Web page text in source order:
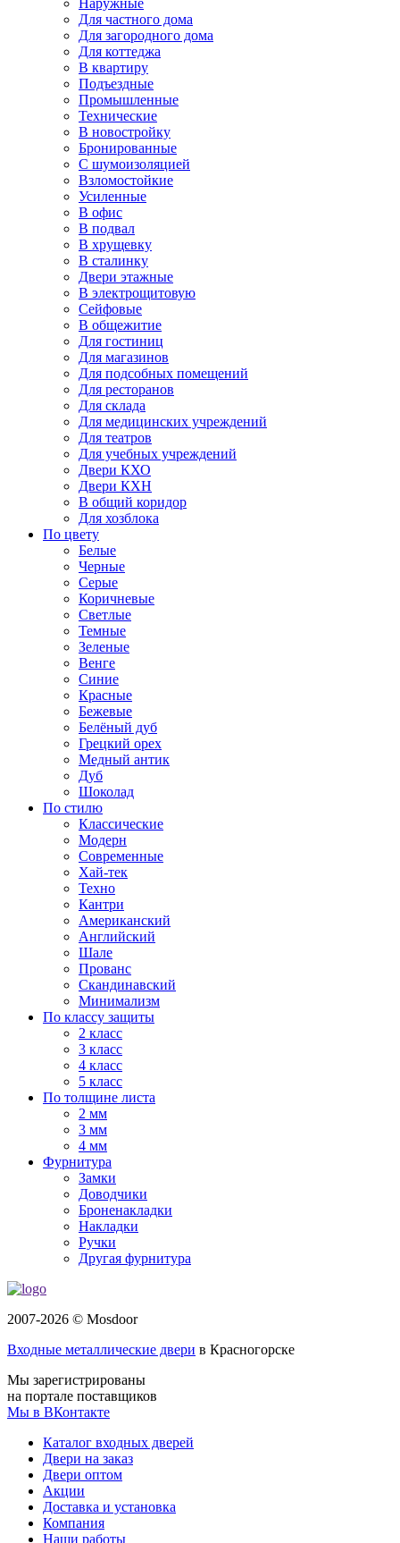
Наружные
Для частного дома
Для загородного дома
Для коттеджа
В квартиру
Подъездные
Промышленные
Технические
В новостройку
Бронированные
С шумоизоляцией
Взломостойкие
Усиленные
В офис
В подвал
В хрущевку
В сталинку
Двери этажные
В электрощитовую
Сейфовые
В общежитие
Для гостиниц
Для магазинов
Для подсобных помещений
Для ресторанов
Для склада
Для медицинских учреждений
Для театров
Для учебных учреждений
Двери КХО
Двери КХН
В общий коридор
Для хозблока
По цвету
Белые
Черные
Серые
Коричневые
Светлые
Темные
Зеленые
Венге
Синие
Красные
Бежевые
Белёный дуб
Грецкий орех
Медный антик
Дуб
Шоколад
По стилю
Классические
Модерн
Современные
Хай-тек
Техно
Кантри
Американский
Английский
Шале
Прованс
Скандинавский
Минимализм
По классу защиты
2 класс
3 класс
4 класс
5 класс
По толщине листа
2 мм
3 мм
4 мм
Фурнитура
Замки
Доводчики
Броненакладки
Накладки
Ручки
Другая фурнитура
2007-2026 © Mosdoor
Входные металлические двери в Красногорске
Мы зарегистрированы
на портале поставщиков
Мы в ВКонтакте
Каталог входных дверей
Двери на заказ
Двери оптом
Акции
Доставка и установка
Компания
Наши работы